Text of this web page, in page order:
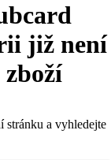
již není
stránku a vyhledejte